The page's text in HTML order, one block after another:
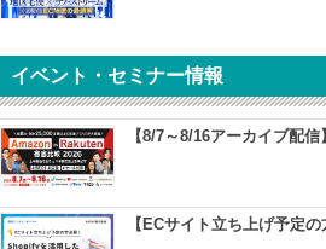
イベント・セミナー情報
【8/7～8/16アーカイブ配
【ECサイト立ち上げ予定